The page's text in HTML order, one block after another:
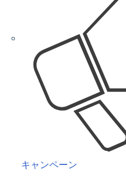
キャンペーン